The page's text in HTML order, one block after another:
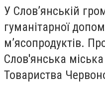
У Слов’янській
гуманітарної
м’ясопродуктів.
Слов'янська міська
Товариства